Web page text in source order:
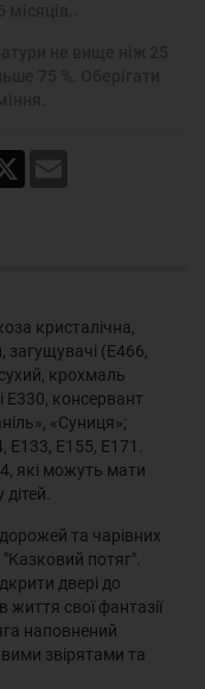
кристалічна,
(Е466,
крохмаль
Е330, консервант
«Суниця»;
Е133, Е155, Е171.
які можуть мати
та чарівних
потяг".
двері до
життя свої фантазії
наповнений
звірятами та